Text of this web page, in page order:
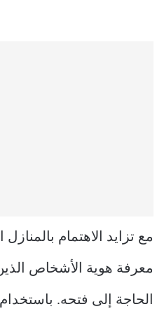
مع تزايد الاهتمام بالمنازل
معرفة هوية الأشخاص